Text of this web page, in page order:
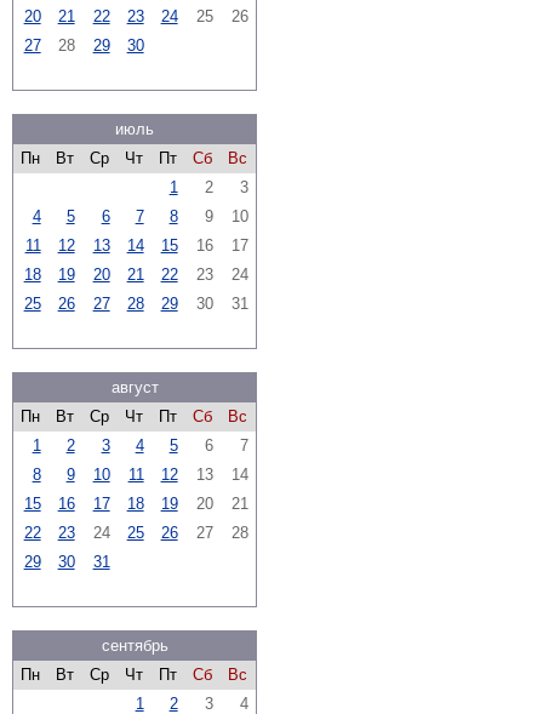
20
21 22 23 24 25
26
27
28 29 30
июль
Пн
Вт Ср Чт Пт Сб
Вс
1
2
3
4
5 6 7 8 9
10
11
12 13 14 15 16
17
18
19 20 21 22 23
24
25
26 27 28 29 30 31
август
Пн
Вт Ср Чт Пт Сб
Вс
1
2 3 4 5 6
7
8
9 10 11 12 13
14
15
16 17 18 19 20
21
22
23 24 25 26 27
28
29
30 31
сентябрь
Пн
Вт Ср Чт Пт Сб
Вс
1
2 3
4